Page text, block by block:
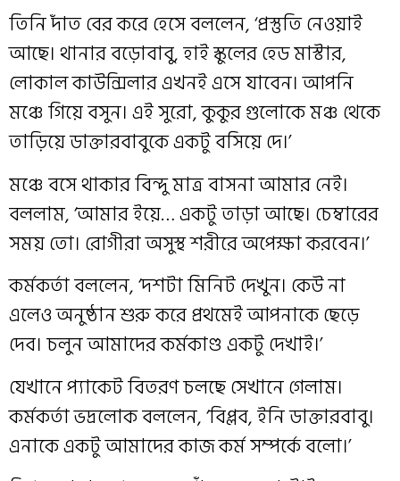
তিনি দাঁত বের করে হেসে বললেন, ‘প্রস্তুতি নেওয়াই
আছে। থানার বড়োবাবু, হাই স্কুলের হেড মাস্টার,
লোকাল কাউন্সিলার এখনই এসে যাবেন। আপনি
মঞ্চে গিয়ে বসুন। এই সুরো, কুকুর গুলোকে মঞ্চ থেকে
তাড়িয়ে ডাক্তারবাবুকে একটু বসিয়ে দে।’
মঞ্চে বসে থাকার বিন্দু মাত্র বাসনা আমার নেই।
বললাম, ‘আমার ইয়ে… একটু তাড়া আছে। চেম্বারের
সময় তো। রোগীরা অসুস্থ শরীরে অপেক্ষা করবেন।’
কর্মকর্তা বললেন, ‘দশটা মিনিট দেখুন। কেউ না
এলেও অনুষ্ঠান শুরু করে প্রথমেই আপনাকে ছেড়ে
দেব। চলুন আমাদের কর্মকাণ্ড একটু দেখাই।’
যেখানে প্যাকেট বিতরণ চলছে সেখানে গেলাম।
কর্মকর্তা ভদ্রলোক বললেন, ‘বিপ্লব, ইনি ডাক্তারবাবু।
এনাকে একটু আমাদের কাজ কর্ম সম্পর্কে বলো।’